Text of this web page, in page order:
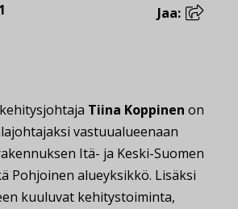
Jaa:
Tiina Koppinen on
vastuualueenaan
Itä- ja Keski-Suomen
Pohjoinen alueyksikkö. Lisäksi
kuuluvat kehitystoiminta,